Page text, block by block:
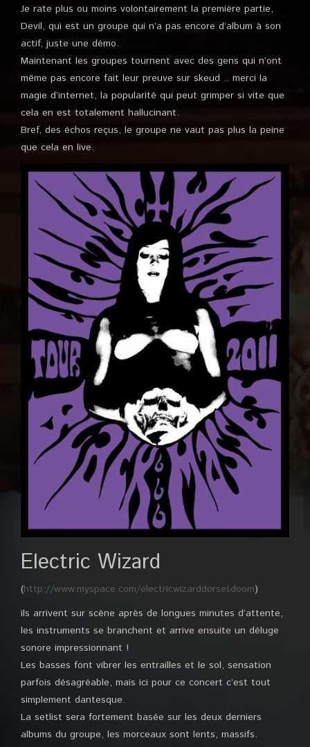
Je rate plus ou moins volontairement la première partie,
Devil, qui est un groupe qui n’a pas encore d’album à son
actif, juste une démo.
Maintenant les groupes tournent avec des gens qui n’ont
même pas encore fait leur preuve sur skeud .. merci la
magie d’internet, la popularité qui peut grimper si vite que
cela en est totalement hallucinant.
Bref, des échos reçus, le groupe ne vaut pas plus la peine
que cela en live.
Electric Wizard
(http://www.myspace.com/electricwizarddorsetdoom)
ils arrivent sur scène après de longues minutes d’attente,
les instruments se branchent et arrive ensuite un déluge
sonore impressionnant !
Les basses font vibrer les entrailles et le sol, sensation
parfois désagréable, mais ici pour ce concert c’est tout
simplement dantesque.
La setlist sera fortement basée sur les deux derniers
albums du groupe, les morceaux sont lents, massifs.